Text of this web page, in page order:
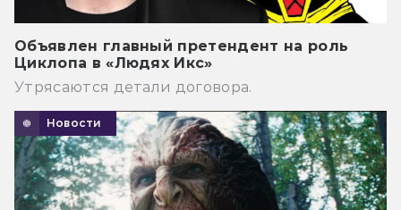
Объявлен главный претендент на роль
Циклопа в «Людях Икс»
Утрясаются детали договора.
Новости